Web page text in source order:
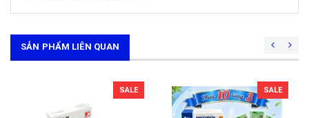
SẢN PHẨM LIÊN QUAN
SALE SALE